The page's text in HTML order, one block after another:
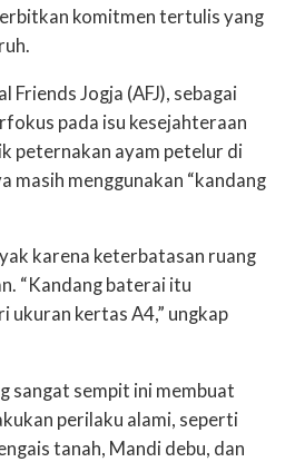
komitmen tertulis yang
Jogja (AFJ), sebagai
pada isu kesejahteraan
peternakan ayam petelur di
masih menggunakan “kandang
karena keterbatasan ruang
“Kandang baterai itu
ukuran kertas A4,” ungkap
sangat sempit ini membuat
perilaku alami, seperti
tanah, Mandi debu, dan